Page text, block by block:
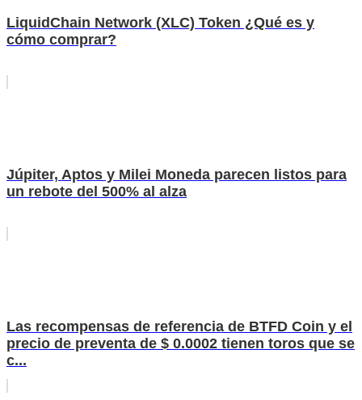
LiquidChain Network (XLC) Token ¿Qué es y
cómo comprar?
Júpiter, Aptos y Milei Moneda parecen listos para
un rebote del 500% al alza
Las recompensas de referencia de BTFD Coin y el
precio de preventa de $ 0.0002 tienen toros que se
c...